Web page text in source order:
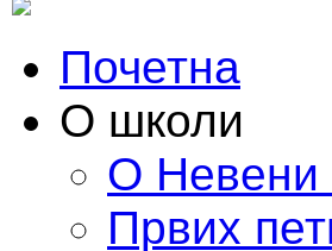
Почетна
О школи
О Невени
Првих